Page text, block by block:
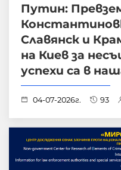
Путин:
Славянск и
на Киев за
успехи са в
04-07-2026г. 93